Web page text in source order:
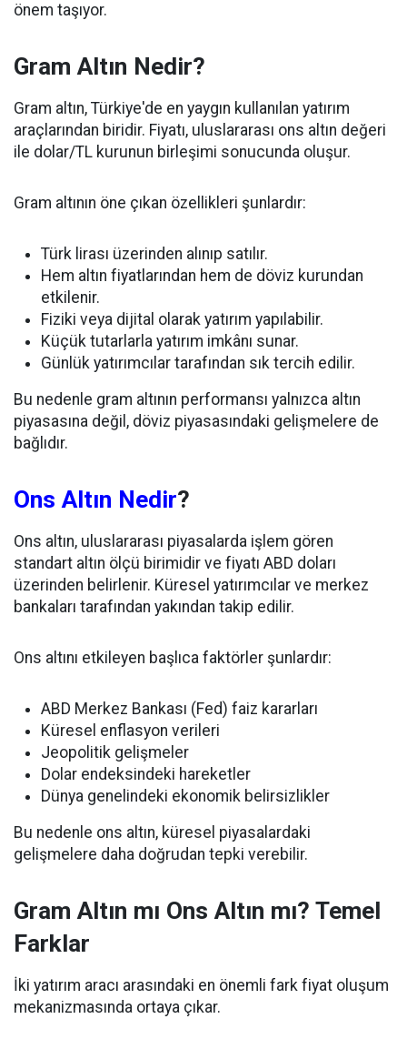
önem taşıyor.
Gram Altın Nedir?
Gram altın, Türkiye'de en yaygın kullanılan yatırım
araçlarından biridir. Fiyatı, uluslararası ons altın değeri
ile dolar/TL kurunun birleşimi sonucunda oluşur.
Gram altının öne çıkan özellikleri şunlardır:
Türk lirası üzerinden alınıp satılır.
Hem altın fiyatlarından hem de döviz kurundan
etkilenir.
Fiziki veya dijital olarak yatırım yapılabilir.
Küçük tutarlarla yatırım imkânı sunar.
Günlük yatırımcılar tarafından sık tercih edilir.
Bu nedenle gram altının performansı yalnızca altın
piyasasına değil, döviz piyasasındaki gelişmelere de
bağlıdır.
Ons Altın Nedir?
Ons altın, uluslararası piyasalarda işlem gören
standart altın ölçü birimidir ve fiyatı ABD doları
üzerinden belirlenir. Küresel yatırımcılar ve merkez
bankaları tarafından yakından takip edilir.
Ons altını etkileyen başlıca faktörler şunlardır:
ABD Merkez Bankası (Fed) faiz kararları
Küresel enflasyon verileri
Jeopolitik gelişmeler
Dolar endeksindeki hareketler
Dünya genelindeki ekonomik belirsizlikler
Bu nedenle ons altın, küresel piyasalardaki
gelişmelere daha doğrudan tepki verebilir.
Gram Altın mı Ons Altın mı? Temel
Farklar
İki yatırım aracı arasındaki en önemli fark fiyat oluşum
mekanizmasında ortaya çıkar.